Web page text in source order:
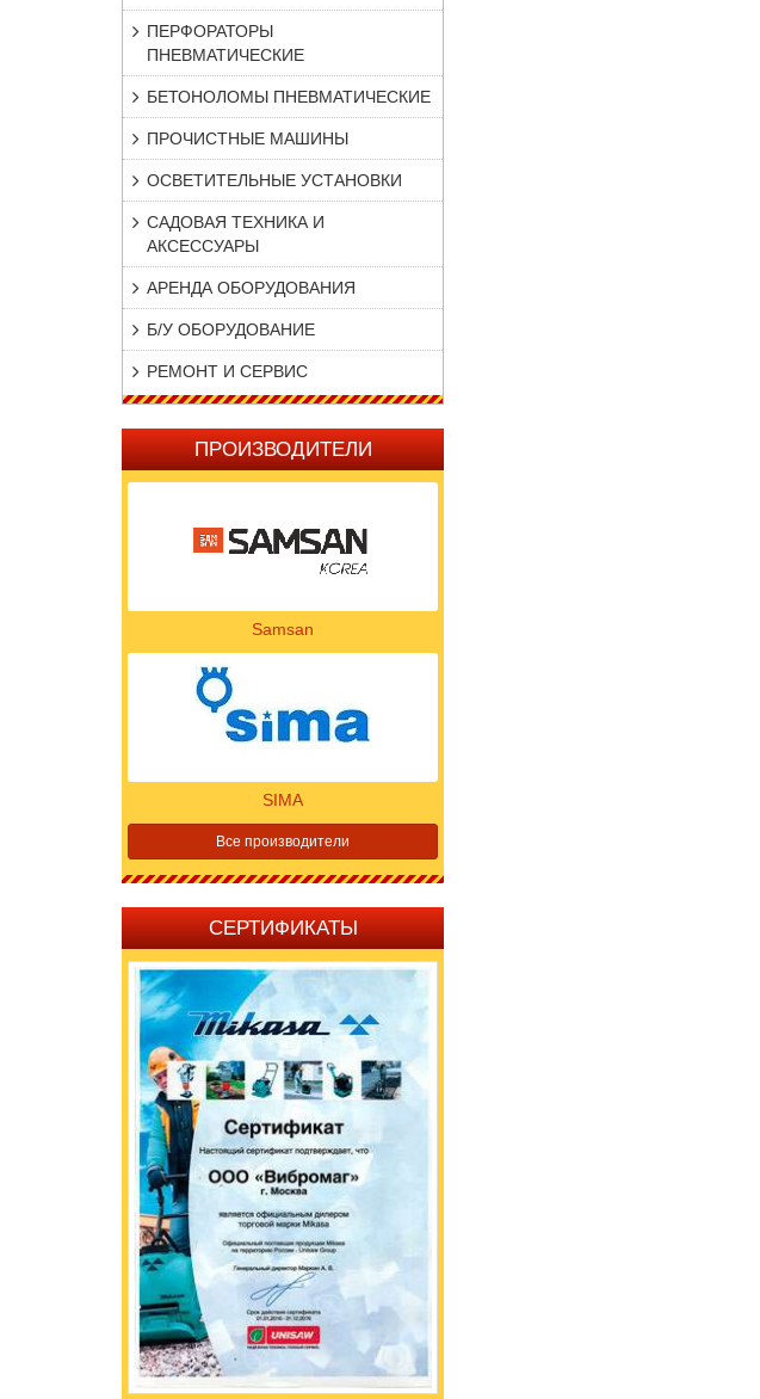
ПЕРФОРАТОРЫ
ПНЕВМАТИЧЕСКИЕ
БЕТОНОЛОМЫ ПНЕВМАТИЧЕСКИЕ
ПРОЧИСТНЫЕ МАШИНЫ
ОСВЕТИТЕЛЬНЫЕ УСТАНОВКИ
САДОВАЯ ТЕХНИКА И
АКСЕССУАРЫ
АРЕНДА ОБОРУДОВАНИЯ
Б/У ОБОРУДОВАНИЕ
РЕМОНТ И СЕРВИС
ПРОИЗВОДИТЕЛИ
Samsan
SIMA
Все производители
СЕРТИФИКАТЫ